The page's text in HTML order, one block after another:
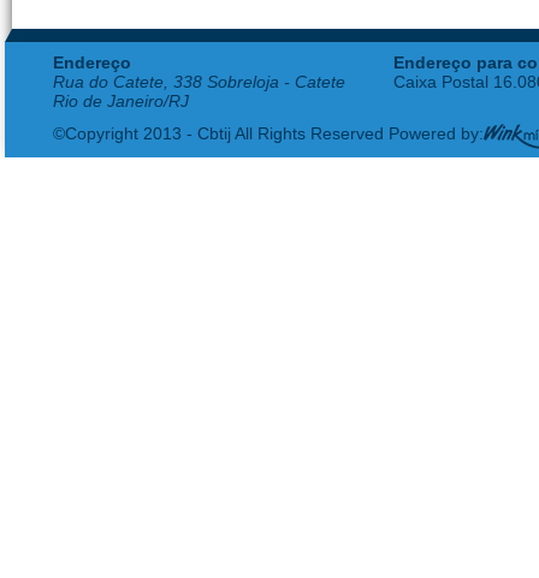
Endereço
Rua do Catete, 338 Sobreloja - Catete
Rio de Janeiro/RJ
Endereço para
Caixa Postal
©Copyright 2013 - Cbtij All Rights Reserved Powered by: